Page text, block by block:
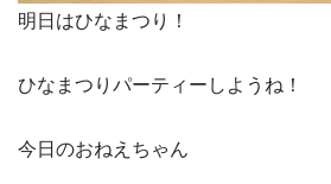
明日はひなまつり！
ひなまつりパーティーしようね！
今日のおねえちゃん